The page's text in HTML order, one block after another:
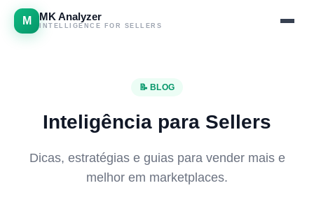
M MK Analyzer
INTELLIGENCE FOR SELLERS
Pricing
FAQ
📝 BLOG
Inteligência para Sellers
Dicas, estratégias e guias para vender mais e
melhor em marketplaces.